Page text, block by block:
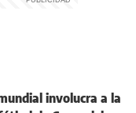
involucra a la